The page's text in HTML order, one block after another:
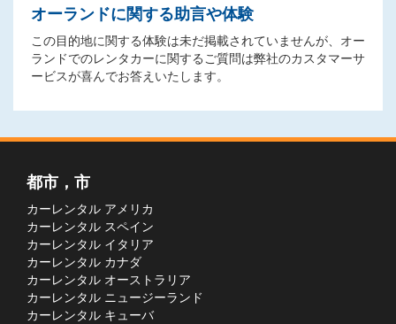
オーランドに関する助言や体験
この目的地に関する体験は未だ掲載されていませんが、オー
ランドでのレンタカーに関するご質問は弊社のカスタマーサ
ービスが喜んでお答えいたします。
都市，市
カーレンタル アメリカ
カーレンタル スペイン
カーレンタル イタリア
カーレンタル カナダ
カーレンタル オーストラリア
カーレンタル ニュージーランド
カーレンタル キューバ